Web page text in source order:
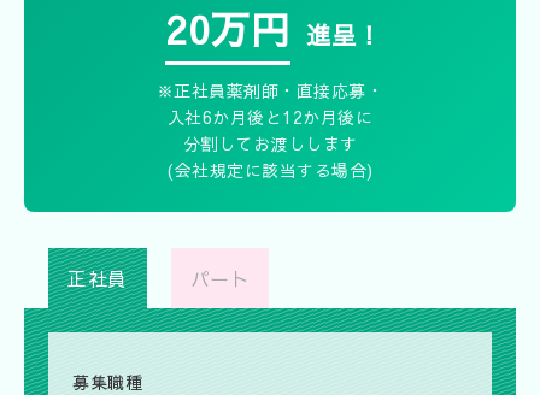
20万円 進呈！
※正社員薬剤師・直接応募・
入社6か月後と12か月後に
分割してお渡しします
(会社規定に該当する場合)
正社員 パート
募集職種